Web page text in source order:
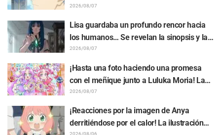
fans quedan perplejos ante la revelación
del "Cuerno del Dragón Oscuro" que
apareció en el episodio 1 de "Frieren: Más
allá del final del viaje"
2026/08/07
Lisa guardaba un profundo rencor hacia
los humanos… Se revelan la sinopsis y las
primeras imágenes del episodio 6 del
anime “Goodbye, Lara”
2026/08/07
¡Hasta una foto haciendo una promesa
con el meñique junto a Luluka Moria! La
publicación de Nao Tōyama, la actriz de
voz de "Star Detective Precure!", al asistir
al Dream Stage genera repercusión con
comentarios como "¡Es una doble Arcana!"
2026/08/07
¡Reacciones por la imagen de Anya
derritiéndose por el calor! La ilustración
2026/08/06